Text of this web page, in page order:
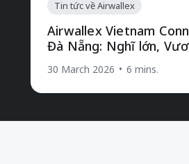
Tin tức về Airwallex
Airwallex Vietnam
Đà Nẵng: Nghĩ lớn,
30 March 2026 • 6 mins.